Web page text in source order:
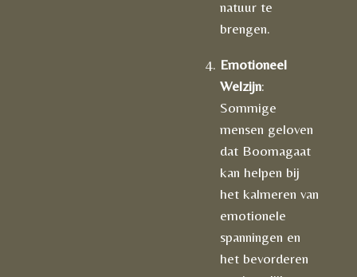
natuur te
brengen.
Emotioneel
Welzijn:
Sommige
mensen geloven
dat Boomagaat
kan helpen bij
het kalmeren van
emotionele
spanningen en
het bevorderen